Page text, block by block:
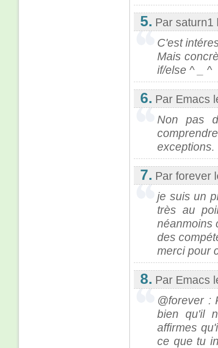
5. Par saturn1
C'est
Mais
if/else ^ _ ^
6. Par Emacs
Non pas
exceptions.
7. Par forever
je suis un
très au
néanmoins
des
merci pour
8. Par Emacs
@forever :
bien qu'il
affirmes
ce que tu